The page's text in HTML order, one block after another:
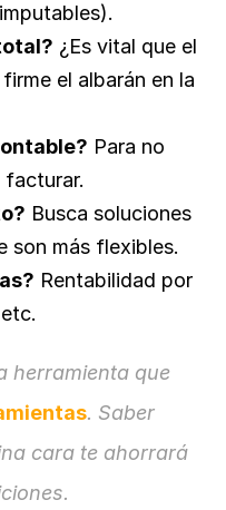
¿Es vital que el
el albarán en la
Para no
facturar.
Busca soluciones
son más flexibles.
Rentabilidad por
herramienta que
. Saber
cara te ahorrará